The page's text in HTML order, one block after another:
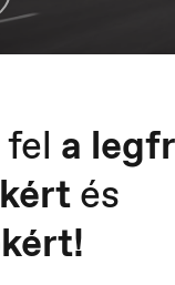
a
és